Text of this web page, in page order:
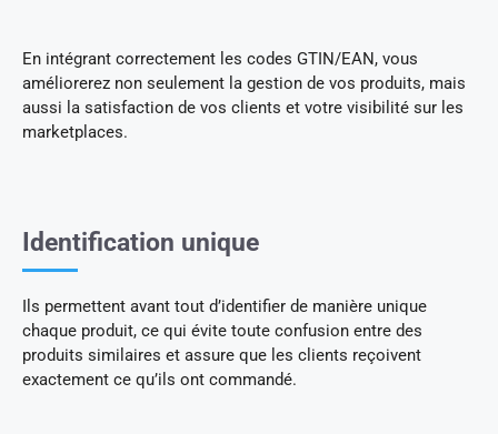
En intégrant correctement les codes GTIN/EAN, vous
améliorerez non seulement la gestion de vos produits, mais
aussi la satisfaction de vos clients et votre visibilité sur les
marketplaces.
Identification unique
Ils permettent avant tout d’identifier de manière unique
chaque produit, ce qui évite toute confusion entre des
produits similaires et assure que les clients reçoivent
exactement ce qu’ils ont commandé.